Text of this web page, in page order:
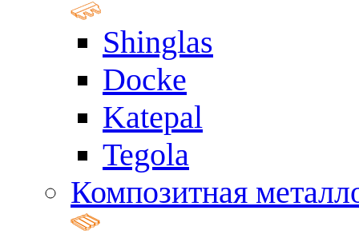
Shinglas
Docke
Katepal
Tegola
Композитная